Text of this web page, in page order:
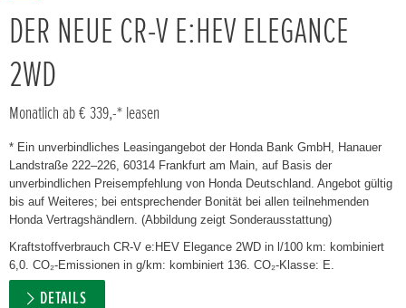
DER NEUE CR-V E:HEV ELEGANCE
2WD
Monatlich ab € 339,-* leasen
* Ein unverbindliches Leasingangebot der Honda Bank GmbH, Hanauer
Landstraße 222–226, 60314 Frankfurt am Main, auf Basis der
unverbindlichen Preisempfehlung von Honda Deutschland. Angebot gültig
bis auf Weiteres; bei entsprechender Bonität bei allen teilnehmenden
Honda Vertragshändlern. (Abbildung zeigt Sonderausstattung)
Kraftstoffverbrauch CR-V e:HEV Elegance 2WD in l/100 km: kombiniert
6,0. CO₂-Emissionen in g/km: kombiniert 136. CO₂-Klasse: E.
DETAILS